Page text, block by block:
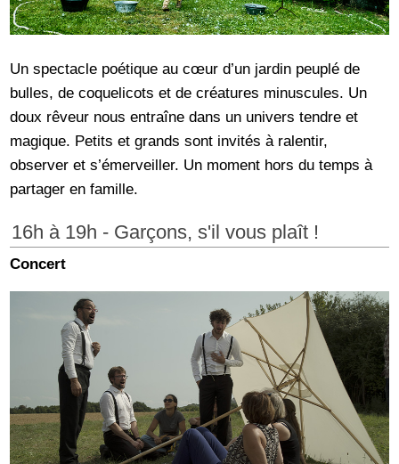
Un spectacle poétique au cœur d’un jardin peuplé de
bulles, de coquelicots et de créatures minuscules. Un
doux rêveur nous entraîne dans un univers tendre et
magique. Petits et grands sont invités à ralentir,
observer et s’émerveiller. Un moment hors du temps à
partager en famille.
16h à 19h - Garçons, s'il vous plaît !
Concert